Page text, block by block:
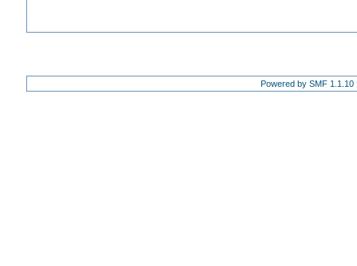
Powered by SMF 1.1.10